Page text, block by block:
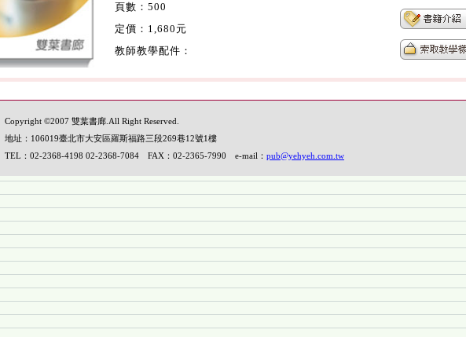
頁數：500
定價：1,680元
教師教學配件：
Copyright ©2007 雙葉書廊.All Right Reserved.
地址：106019臺北市大安區羅斯福路三段269巷12號1樓
TEL：02-2368-4198 02-2368-7084 FAX：02-2365-7990 e-mail： pub@yehyeh.com.tw